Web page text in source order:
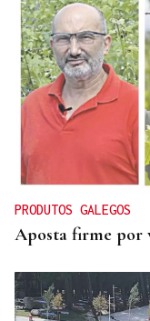
PRODUTOS GALEGOS
Aposta firme por